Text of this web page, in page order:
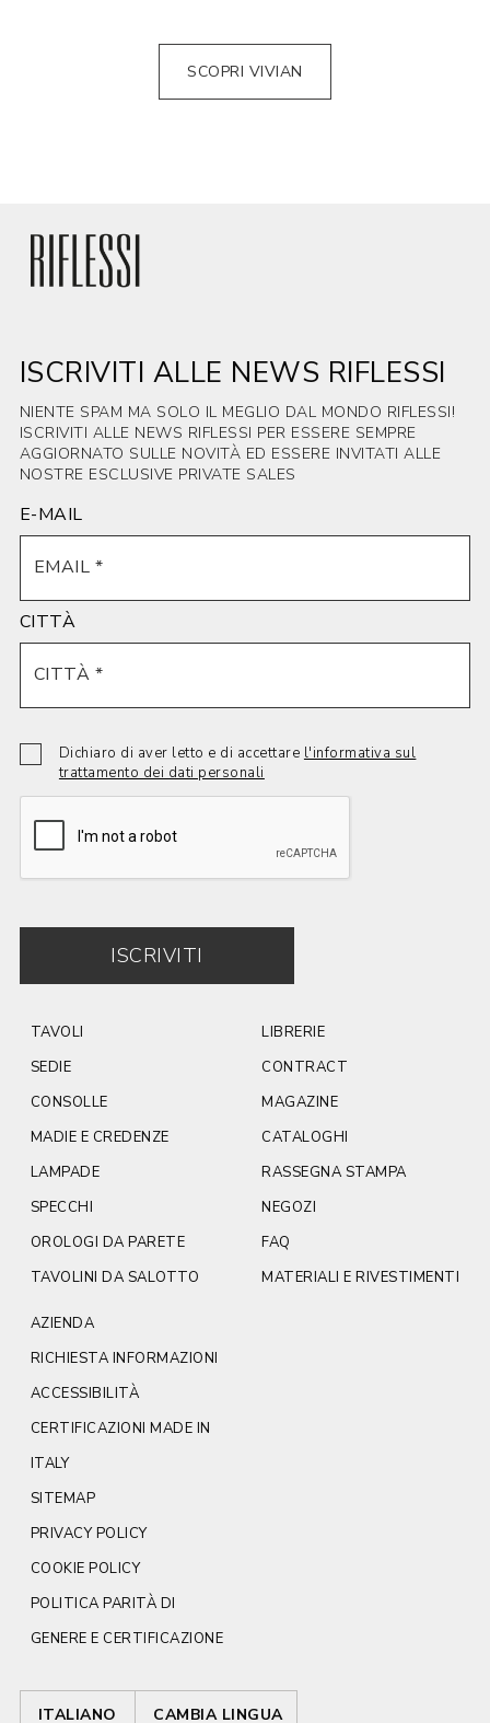
SCOPRI VIVIAN
ISCRIVITI ALLE NEWS RIFLESSI
NIENTE SPAM MA SOLO IL MEGLIO DAL MONDO RIFLESSI!
ISCRIVITI ALLE NEWS RIFLESSI PER ESSERE SEMPRE
AGGIORNATO SULLE NOVITÀ ED ESSERE INVITATI ALLE
NOSTRE ESCLUSIVE PRIVATE SALES
E-MAIL
CITTÀ
Dichiaro di aver letto e di accettare l'informativa sul
trattamento dei dati personali
ISCRIVITI
TAVOLI
SEDIE
CONSOLLE
MADIE E CREDENZE
LAMPADE
SPECCHI
OROLOGI DA PARETE
TAVOLINI DA SALOTTO
LIBRERIE
CONTRACT
MAGAZINE
CATALOGHI
RASSEGNA STAMPA
NEGOZI
FAQ
MATERIALI E RIVESTIMENTI
AZIENDA
RICHIESTA INFORMAZIONI
ACCESSIBILITÀ
CERTIFICAZIONI MADE IN
ITALY
SITEMAP
PRIVACY POLICY
COOKIE POLICY
POLITICA PARITÀ DI
GENERE E CERTIFICAZIONE
ITALIANO CAMBIA LINGUA